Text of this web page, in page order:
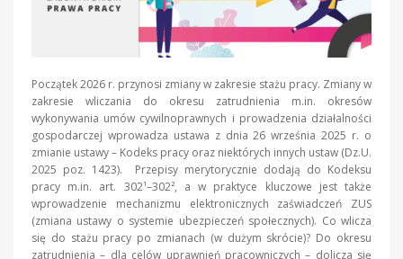
Początek 2026 r. przynosi zmiany w zakresie stażu pracy. Zmiany w
zakresie wliczania do okresu zatrudnienia m.in. okresów
wykonywania umów cywilnoprawnych i prowadzenia działalności
gospodarczej wprowadza ustawa z dnia 26 września 2025 r. o
zmianie ustawy – Kodeks pracy oraz niektórych innych ustaw (Dz.U.
2025 poz. 1423). Przepisy merytorycznie dodają do Kodeksu
pracy m.in. art. 302¹–302², a w praktyce kluczowe jest także
wprowadzenie mechanizmu elektronicznych zaświadczeń ZUS
(zmiana ustawy o systemie ubezpieczeń społecznych). Co wlicza
się do stażu pracy po zmianach (w dużym skrócie)? Do okresu
zatrudnienia – dla celów uprawnień pracowniczych – dolicza się